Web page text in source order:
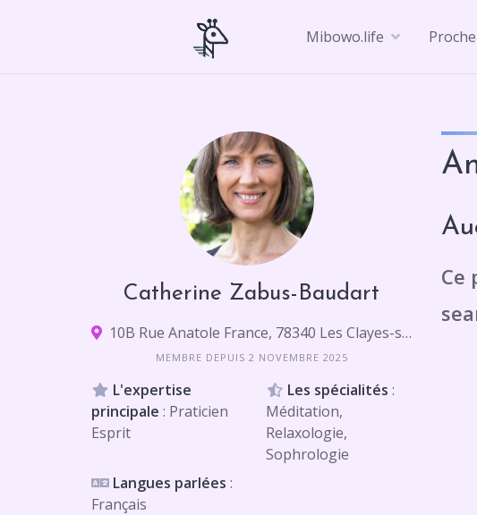
Mibowo.life
Catherine Zabus-Baudart
10B Rue Anatole France, 78340 Les Clayes-sous-Bois
MEMBRE DEPUIS 2 NOVEMBRE 2025
L'expertise
principale : Praticien
Esprit
Les spécialités :
Méditation,
Relaxologie,
Sophrologie
Langues parlées :
Français